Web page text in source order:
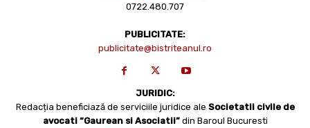
0722.480.707
PUBLICITATE:
publicitate@bistriteanul.ro
JURIDIC:
Redacția beneficiază de serviciile juridice ale Societatii civile de
avocati “Gaurean si Asociatii” din Baroul Bucuresti